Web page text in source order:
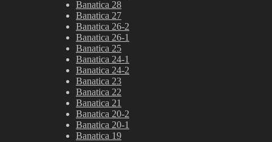
Banatica 28
Banatica 27
Banatica 26-2
Banatica 26-1
Banatica 25
Banatica 24-1
Banatica 24-2
Banatica 23
Banatica 22
Banatica 21
Banatica 20-2
Banatica 20-1
Banatica 19